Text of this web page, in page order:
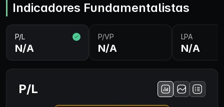
Indicadores Fundamentalistas
P/L
N/A
P/VP
N/A
LPA
N/A
P/L